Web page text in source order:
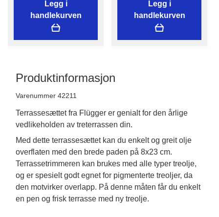
Legg i
handlekurven
Legg i
handlekurven
Produktinformasjon
Varenummer 42211
Terrassesættet fra Flügger er genialt for den årlige
vedlikeholden av treterrassen din.
Med dette terrassesættet kan du enkelt og greit olje
overflaten med den brede paden på 8x23 cm.
Terrassetrimmeren kan brukes med alle typer treolje,
og er spesielt godt egnet for pigmenterte treoljer, da
den motvirker overlapp. På denne måten får du enkelt
en pen og frisk terrasse med ny treolje.